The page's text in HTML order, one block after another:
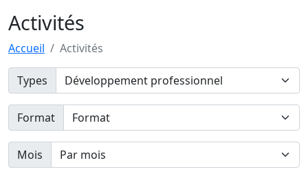
Activités
Accueil Activités
Types
Format
Mois